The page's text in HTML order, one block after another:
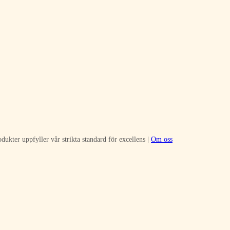
uppfyller vår strikta standard för excellens | Om oss